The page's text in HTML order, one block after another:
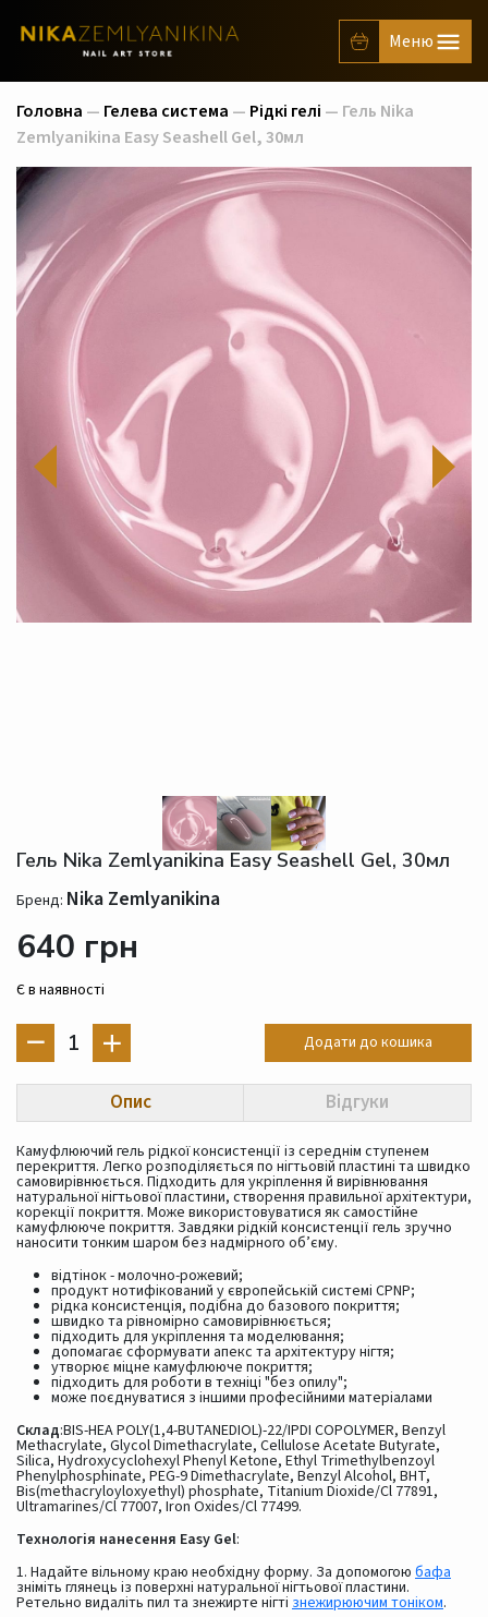
Головна — Гелева система — Рідкі гелі — Гель Nika
Zemlyanikina Easy Seashell Gel, 30мл
Гель Nika Zemlyanikina Easy Seashell Gel, 30мл
Бренд: Nika Zemlyanikina
640 грн
Є в наявності
1 Додати до кошика
Опис Відгуки
Камуфлюючий гель рідкої консистенції із середнім ступенем
перекриття. Легко розподіляється по нігтьовій пластині та швидко
самовирівнюється. Підходить для укріплення й вирівнювання
натуральної нігтьової пластини, створення правильної архітектури,
корекції покриття. Може використовуватися як самостійне
камуфлююче покриття. Завдяки рідкій консистенції гель зручно
наносити тонким шаром без надмірного об’єму.
відтінок - молочно-рожевий;
продукт нотифікований у європейській системі CPNP;
рідка консистенція, подібна до базового покриття;
швидко та рівномірно самовирівнюється;
підходить для укріплення та моделювання;
допомагає сформувати апекс та архітектуру нігтя;
утворює міцне камуфлююче покриття;
підходить для роботи в техніці "без опилу";
може поєднуватися з іншими професійними матеріалами
Склад:BIS-HEA POLY(1,4-BUTANEDIOL)-22/IPDI COPOLYMER, Benzyl
Methacrylate, Glycol Dimethacrylate, Cellulose Acetate Butyrate,
Silica, Hydroxycyclohexyl Phenyl Ketone, Ethyl Trimethylbenzoyl
Phenylphosphinate, PEG-9 Dimethacrylate, Benzyl Alcohol, BHT,
Bis(methacryloyloxyethyl) phosphate, Titanium Dioxide/Cl 77891,
Ultramarines/Cl 77007, Iron Oxides/Cl 77499.
Технологія нанесення Easy Gel:
1. Надайте вільному краю необхідну форму. За допомогою бафа
зніміть глянець із поверхні натуральної нігтьової пластини.
Ретельно видаліть пил та знежирте нігті знежирюючим тоніком.